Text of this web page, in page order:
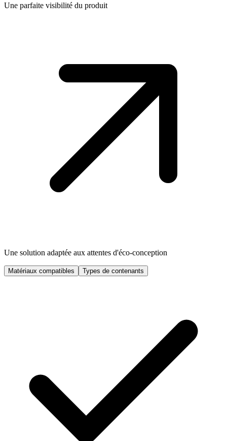
Une parfaite visibilité du produit
Une solution adaptée aux attentes d'éco-conception
Matériaux compatibles Types de contenants